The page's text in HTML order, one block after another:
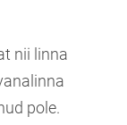
nii linna
pole.